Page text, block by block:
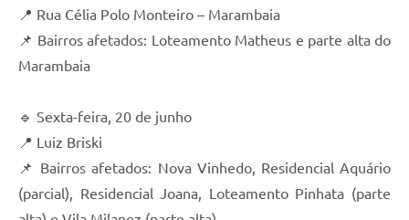
📍 Rua Célia Polo Monteiro – Marambaia
📌 Bairros afetados: Loteamento Matheus e parte alta do
Marambaia
🔹 Sexta-feira, 20 de junho
📍 Luiz Briski
📌 Bairros afetados: Nova Vinhedo, Residencial Aquário
(parcial), Residencial Joana, Loteamento Pinhata (parte